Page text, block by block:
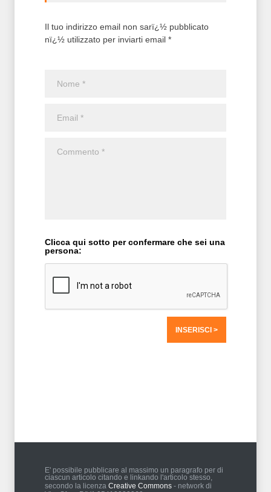
Il tuo indirizzo email non sarï¿½ pubblicato
nï¿½ utilizzato per inviarti email *
Clicca qui sotto per confermare che sei una
persona:
E' possibile pubblicare al massimo un paragrafo per di
ciascun articolo citando e linkando l'articolo stesso,
secondo la licenza Creative Commons - network di